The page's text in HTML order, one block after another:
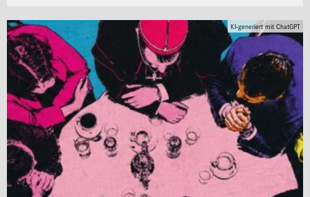
KI-generiert mit ChatGPT